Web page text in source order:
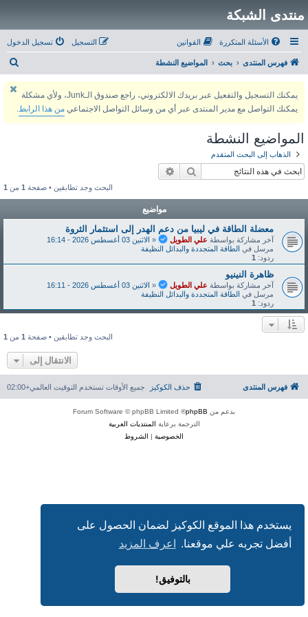
يستخدم هذا الموقع الكوكيز لضمان الحصول على
أفضل تجربه علي موقعنا.
اعرف المزيد
بالتوفيق!
منتدى الشبكة
الأسئلة المتكررة القوانين تسجيل الدخول التسجيل
فهرس المنتدى بحث المواضيع النشطة
يمكنك التسجيل والتفعيل عبر بريدك الالكتروني، راجع صندوق الـJunk، ولأي مشكلة
يمكنك التواصل مع مدير المنتدى عبر أي من وسائل التواصل الاجتماعي من هذا الرابط.
المواضيع النشطة
الذهاب إلى البحث المتقدم
بحث
البحث وجد تطابقين • صفحة 1 من 1
مواضيع
معضلة الطاقة في ليبيا من دعم الهدر إلى استثمار الثروة
آخر مشاركة بواسطة علي الطويل « الاثنين 03 أغسطس 2026 - 16:14
مرسل في الطاقة المتجددة والبدائل النظيفة
ردود: 1
ظاهرة النينيو
آخر مشاركة بواسطة علي الطويل « الاثنين 03 أغسطس 2026 - 16:11
مرسل في الطاقة المتجددة والبدائل النظيفة
ردود: 1
البحث وجد تطابقين • صفحة 1 من 1
الانتقال إلى
فهرس المنتدى جميع الأوقات تستخدم التوقيت العالمي+02:00 حذف الكوكيز
بدعم من phpBB
® Forum Software © phpBB Limited
الترجمة برعاية المنتديات العربية
الخصوصية | الشروط